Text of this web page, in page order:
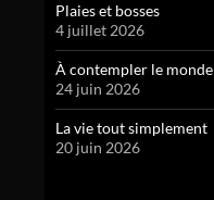
Plaies et bosses
4 juillet 2026
À contempler le monde
24 juin 2026
La vie tout simplement
20 juin 2026